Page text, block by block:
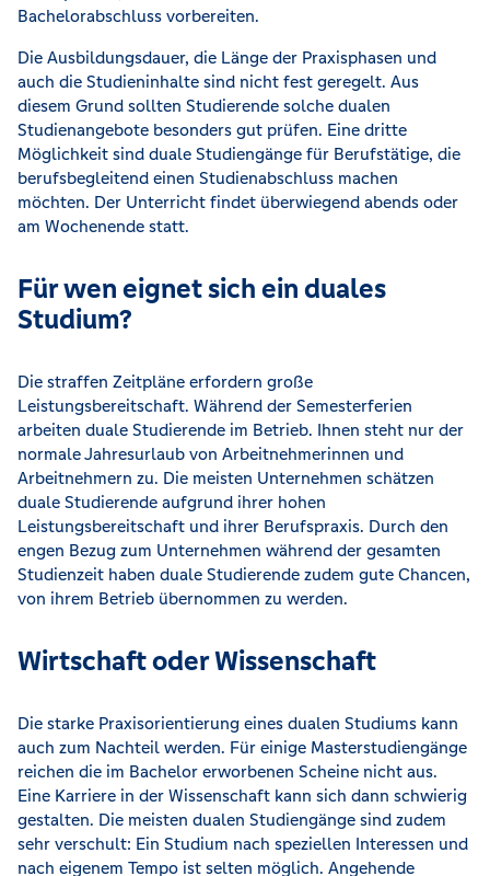
Bachelorabschluss vorbereiten.
Die Ausbildungsdauer, die Länge der Praxisphasen und
auch die Studieninhalte sind nicht fest geregelt. Aus
diesem Grund sollten Studierende solche dualen
Studienangebote besonders gut prüfen. Eine dritte
Möglichkeit sind duale Studiengänge für Berufstätige, die
berufsbegleitend einen Studienabschluss machen
möchten. Der Unterricht findet überwiegend abends oder
am Wochenende statt.
Für wen eignet sich ein duales
Studium?
Die straffen Zeitpläne erfordern große
Leistungsbereitschaft. Während der Semesterferien
arbeiten duale Studierende im Betrieb. Ihnen steht nur der
normale Jahresurlaub von Arbeitnehmerinnen und
Arbeitnehmern zu. Die meisten Unternehmen schätzen
duale Studierende aufgrund ihrer hohen
Leistungsbereitschaft und ihrer Berufspraxis. Durch den
engen Bezug zum Unternehmen während der gesamten
Studienzeit haben duale Studierende zudem gute Chancen,
von ihrem Betrieb übernommen zu werden.
Wirtschaft oder Wissenschaft
Die starke Praxisorientierung eines dualen Studiums kann
auch zum Nachteil werden. Für einige Masterstudiengänge
reichen die im Bachelor erworbenen Scheine nicht aus.
Eine Karriere in der Wissenschaft kann sich dann schwierig
gestalten. Die meisten dualen Studiengänge sind zudem
sehr verschult: Ein Studium nach speziellen Interessen und
nach eigenem Tempo ist selten möglich. Angehende